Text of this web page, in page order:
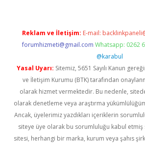
Reklam ve İletişim: E-mail:
forumhizmeti@gmail.com Whatsapp: 0262
@karabul
Yasal Uyarı: Sitemiz, 5651 Sayılı Kanun
ve İletişim Kurumu (BTK) tarafından
olarak hizmet vermektedir. Bu nedenle,
olarak denetleme veya araştırma
Ancak, üyelerimiz yazdıkları içeriklerin
siteye üye olarak bu sorumluluğu kabul etmiş
sitesi, herhangi bir marka, kurum veya şahıs